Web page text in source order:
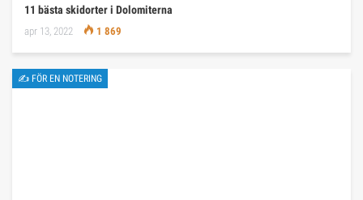
11 bästa skidorter i Dolomiterna
apr 13, 2022 1 869
✍ FÖR EN NOTERING